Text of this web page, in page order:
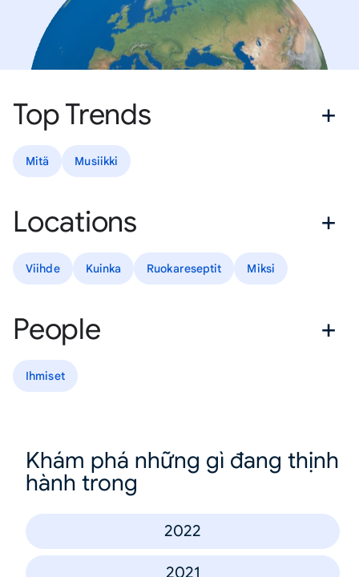
Top Trends
Mitä Musiikki
Locations
Viihde Kuinka Ruokareseptit Miksi
People
Ihmiset
Khám phá những gì đang thịnh
hành trong
2022
2021